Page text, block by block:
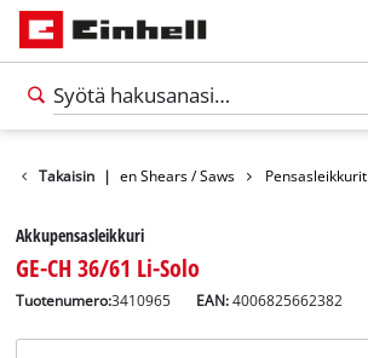
Takaisin |
Garden Shears / Saws Pensasleikkurit
Akkupensasleikkuri
GE-CH 36/61 Li-Solo
Tuotenumero:3410965 EAN:4006825662382